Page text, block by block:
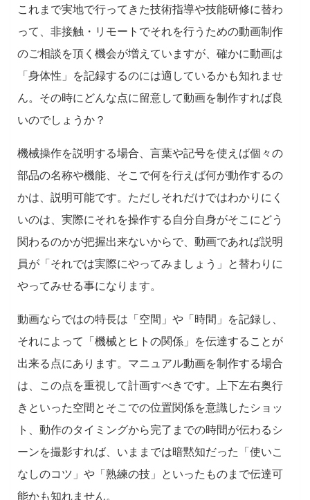
これまで実地で行ってきた技術指導や技能研修に替わ
って、非接触・リモートでそれを行うための動画制作
のご相談を頂く機会が増えていますが、確かに動画は
「身体性」を記録するのには適しているかも知れませ
ん。その時にどんな点に留意して動画を制作すれば良
いのでしょうか？
機械操作を説明する場合、言葉や記号を使えば個々の
部品の名称や機能、そこで何を行えば何が動作するの
かは、説明可能です。ただしそれだけではわかりにく
いのは、実際にそれを操作する自分自身がそこにどう
関わるのかが把握出来ないからで、動画であれば説明
員が「それでは実際にやってみましょう」と替わりに
やってみせる事になります。
動画ならではの特長は「空間」や「時間」を記録し、
それによって「機械とヒトの関係」を伝達することが
出来る点にあります。マニュアル動画を制作する場合
は、この点を重視して計画すべきです。上下左右奥行
きといった空間とそこでの位置関係を意識したショッ
ト、動作のタイミングから完了までの時間が伝わるシ
ーンを撮影すれば、いままでは暗黙知だった「使いこ
なしのコツ」や「熟練の技」といったものまで伝達可
能かも知れません。